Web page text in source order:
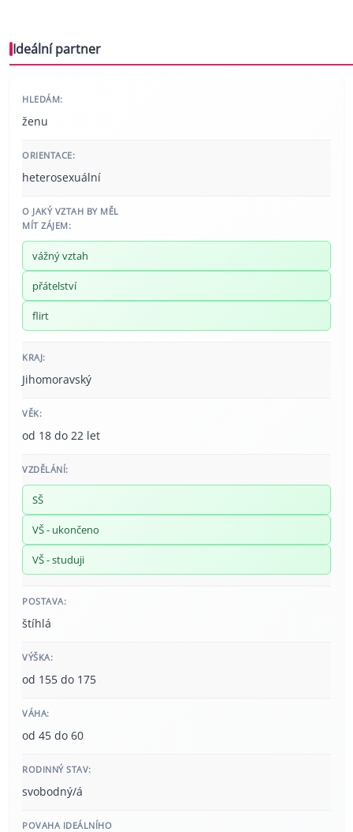
Ideální partner
HLEDÁM:
ženu
ORIENTACE:
heterosexuální
O JAKÝ VZTAH BY MĚL
MÍT ZÁJEM:
vážný vztah
přátelství
flirt
KRAJ:
Jihomoravský
VĚK:
od 18 do 22 let
VZDĚLÁNÍ:
SŠ
VŠ - ukončeno
VŠ - studuji
POSTAVA:
štíhlá
VÝŠKA:
od 155 do 175
VÁHA:
od 45 do 60
RODINNÝ STAV:
svobodný/á
POVAHA IDEÁLNÍHO